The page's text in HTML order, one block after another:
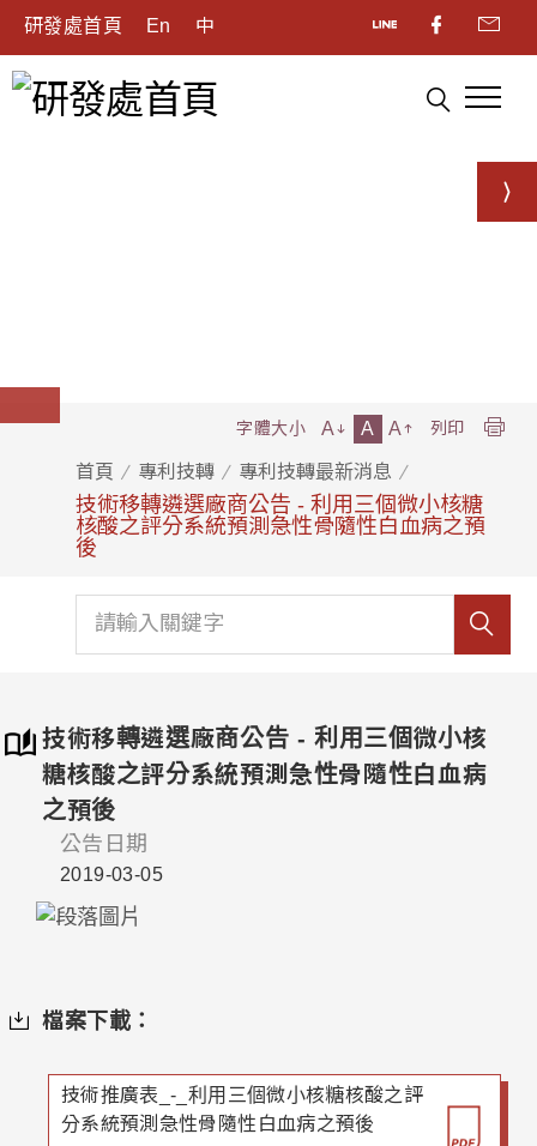
研發處首頁 En 中
首頁 專利技轉 專利技轉最新消息
技術移轉遴選廠商公告 - 利用三個微小核糖
核酸之評分系統預測急性骨隨性白血病之預
後
字體大小 A A A 列印
技術移轉遴選廠商公告 - 利用三個微小核
糖核酸之評分系統預測急性骨隨性白血病
之預後
公告日期
2019-03-05
檔案下載：
技術推廣表_-_利用三個微小核糖核酸之評
分系統預測急性骨隨性白血病之預後